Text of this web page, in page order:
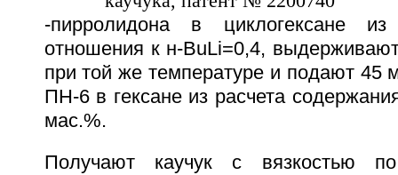
-пирролидона в циклогексане из
отношения к н-BuLi=0,4,
при той же температуре и подают 45
ПН-6 в гексане из расчета
мас.%.
Получают каучук с вязкостью